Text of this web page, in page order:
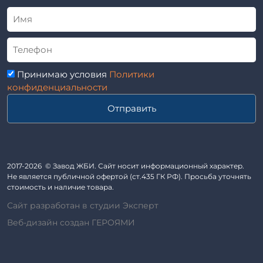
Приставки железобетонные (пасынки) Серия 3.407-57 и
ГОСТ 14295-75
Лестничные марши
Автопавильоны
Анкера железобетонные
Балки железобетонные
Блоки железобетонные
Кабины санитарно-технические
Капители колонн
Альбом
Принимаю условия Политики
конфиденциальности
Отправить
2017-2026 © Завод ЖБИ. Сайт носит информационный характер.
Не является публичной офертой (ст.435 ГК РФ). Просьба уточнять
стоимость и наличие товара.
Сайт разработан в студии Эксперт
Веб-дизайн создан ГЕРОЯМИ